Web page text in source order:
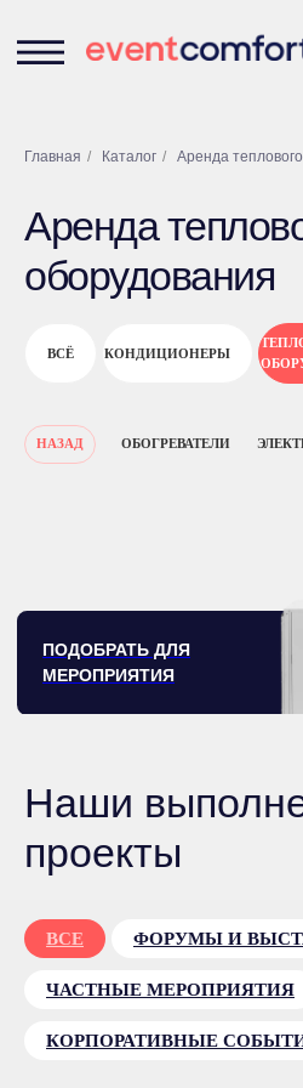
Главная / Каталог / Аренда
Аренда
оборудования
ВСЁ КОНДИЦИОНЕРЫ
НАЗАД ОБОГРЕВАТЕЛИ
ПОДОБРАТЬ ДЛЯ
Наши
проекты
ВСЕ ФОРУМЫ И
ЧАСТНЫЕ МЕРОПРИЯТИЯ
КОРПОРАТИВНЫЕ